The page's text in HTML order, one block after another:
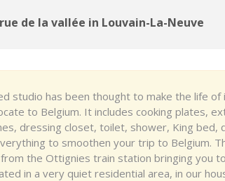
de la vallée in Louvain-La-Neuve
studio has been thought to make the life
to Belgium. It includes cooking plates,
dressing closet, toilet, shower, King bed,
to smoothen your trip to Belgium.
the Ottignies train station bringing you
in a very quiet residential area, in our